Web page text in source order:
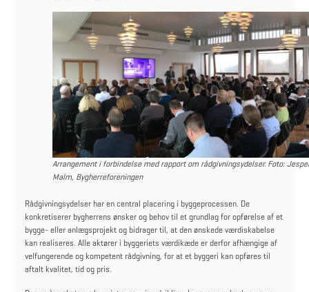
Arrangement i forbindelse med rapport om rådgivningsydelser. Foto:
Malm, Bygherreforeningen
Rådgivningsydelser har en central placering i byggeprocessen. De
konkretiserer bygherrens ønsker og behov til et grundlag for opførelse af et
bygge- eller anlægsprojekt og bidrager til, at den ønskede værdiskabelse
kan realiseres. Alle aktører i byggeriets værdikæde er derfor afhængige af
velfungerende og kompetent rådgivning, for at et byggeri kan opføres til
aftalt kvalitet, tid og pris.